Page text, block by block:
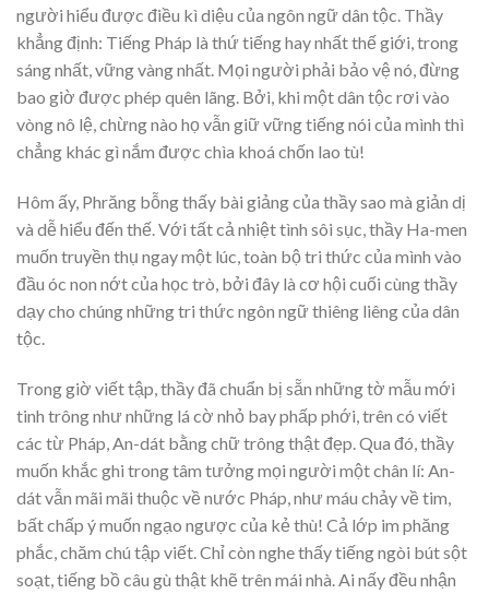
người hiểu được điều kì diệu của ngôn ngữ dân tộc. Thầy
khẳng định: Tiếng Pháp là thứ tiếng hay nhất thế giới, trong
sáng nhất, vững vàng nhất. Mọi người phải bảo vệ nó, đừng
bao giờ được phép quên lãng. Bởi, khi một dân tộc rơi vào
vòng nô lệ, chừng nào họ vẫn giữ vững tiếng nói của mình thì
chẳng khác gì nắm được chìa khoá chốn lao tù!
Hôm ấy, Phrăng bỗng thấy bài giảng của thầy sao mà giản dị
và dễ hiểu đến thế. Với tất cả nhiệt tình sôi sục, thầy Ha-men
muốn truyền thụ ngay một lúc, toàn bộ tri thức của mình vào
đầu óc non nớt của học trò, bởi đây là cơ hội cuối cùng thầy
dạy cho chúng những tri thức ngôn ngữ thiêng liêng của dân
tộc.
Trong giờ viết tập, thầy đã chuẩn bị sẵn những tờ mẫu mới
tinh trông như những lá cờ nhỏ bay phấp phới, trên có viết
các từ Pháp, An-dát bằng chữ trông thật đẹp. Qua đó, thầy
muốn khắc ghi trong tâm tưởng mọi người một chân lí: An-
dát vẫn mãi mãi thuộc về nước Pháp, như máu chảy về tim,
bất chấp ý muốn ngạo ngược của kẻ thù! Cả lớp im phăng
phắc, chăm chú tập viết. Chỉ còn nghe thấy tiếng ngòi bút sột
soạt, tiếng bồ câu gù thật khẽ trên mái nhà. Ai nấy đều nhận